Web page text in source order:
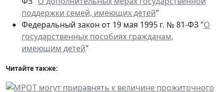
поддержки семей, имеющих детей"
Федеральный закон от 19 мая 1995 г. № 81-ФЗ "О
государственных пособиях гражданам,
имеющим детей"
Читайте также: